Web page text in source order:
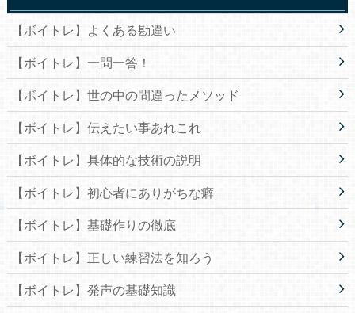
【ボイトレ】よくある勘違い
【ボイトレ】一問一答！
【ボイトレ】世の中の間違ったメソッド
【ボイトレ】伝えたい事あれこれ
【ボイトレ】具体的な技術の説明
【ボイトレ】初心者にありがちな癖
【ボイトレ】基礎作りの徹底
【ボイトレ】正しい練習法を知ろう
【ボイトレ】発声の基礎知識